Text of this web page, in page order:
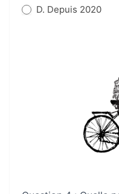
D. Depuis 2020